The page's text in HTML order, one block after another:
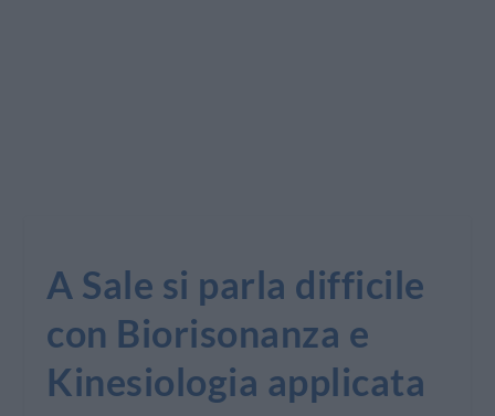
A Sale si parla difficile
con Biorisonanza e
Kinesiologia applicata